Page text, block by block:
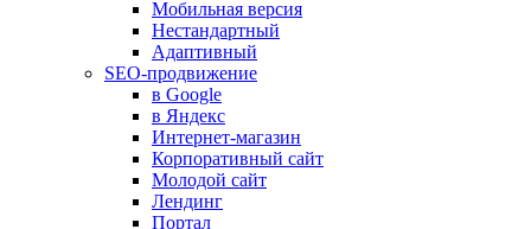
Мобильная версия
Нестандартный
Адаптивный
SEO-продвижение
в Google
в Яндекс
Интернет-магазин
Корпоративный сайт
Молодой сайт
Лендинг
Портал